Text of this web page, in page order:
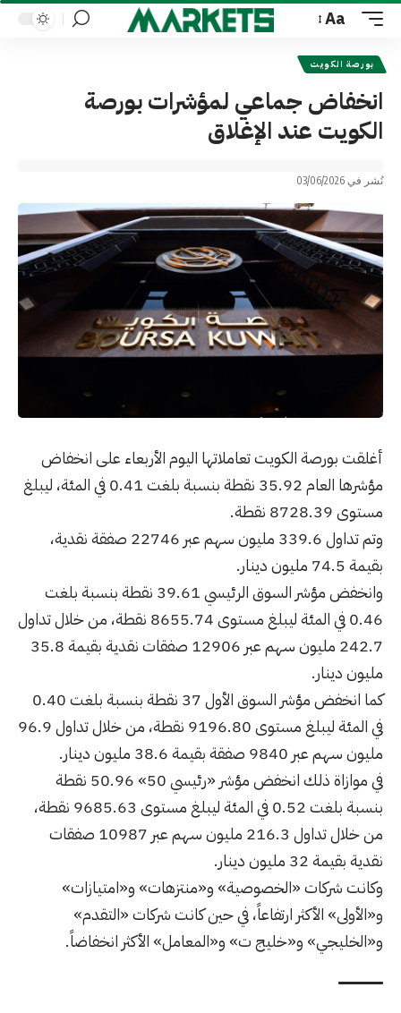
Font
Resizer
Aa
بورصة الكويت
انخفاض جماعي لمؤشرات بورصة
الكويت عند الإغلاق
نُشر في 03/06/2026
أغلقت بورصة الكويت تعاملاتها اليوم الأربعاء على انخفاض
مؤشرها العام 35.92 نقطة بنسبة بلغت 0.41 في المئة، ليبلغ
مستوى 8728.39 نقطة.
وتم تداول 339.6 مليون سهم عبر 22746 صفقة نقدية،
بقيمة 74.5 مليون دينار.
وانخفض مؤشر السوق الرئيسي 39.61 نقطة بنسبة بلغت
0.46 في المئة ليبلغ مستوى 8655.74 نقطة، من خلال تداول
242.7 مليون سهم عبر 12906 صفقات نقدية بقيمة 35.8
مليون دينار.
كما انخفض مؤشر السوق الأول 37 نقطة بنسبة بلغت 0.40
في المئة ليبلغ مستوى 9196.80 نقطة، من خلال تداول 96.9
مليون سهم عبر 9840 صفقة بقيمة 38.6 مليون دينار.
في موازاة ذلك انخفض مؤشر «رئيسي 50» 50.96 نقطة
بنسبة بلغت 0.52 في المئة ليبلغ مستوى 9685.63 نقطة،
من خلال تداول 216.3 مليون سهم عبر 10987 صفقات
نقدية بقيمة 32 مليون دينار.
وكانت شركات «الخصوصية» و«منتزهات» و«امتيازات»
و«الأولى» الأكثر ارتفاعاً، في حين كانت شركات «التقدم»
و«الخليجي» و«خليج ت» و«المعامل» الأكثر انخفاضاً.